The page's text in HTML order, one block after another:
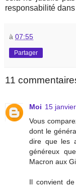
responsabilité
à 07:55
Partager
11
Moi 15
Vous
dont le
dire que les
généreux
Macron aux
Il convient